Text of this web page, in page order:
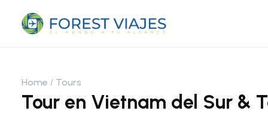
Home Tours
Tour en Vietnam del Sur &